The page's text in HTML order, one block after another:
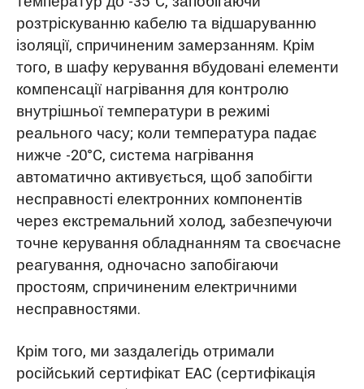
розтріскуванню кабелю та відшаруванню
ізоляції, спричиненим замерзанням. Крім
того, в шафу керування вбудовані елементи
компенсації нагрівання для контролю
внутрішньої температури в режимі
реального часу; коли температура падає
нижче -20°C, система нагрівання
автоматично активується, щоб запобігти
несправності електронних компонентів
через екстремальний холод, забезпечуючи
точне керування обладнанням та своєчасне
реагування, одночасно запобігаючи
простоям, спричиненим електричними
несправностями.
Крім того, ми заздалегідь отримали
російський сертифікат EAC (сертифікація